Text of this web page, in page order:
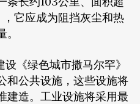
它应成为阻挡灰尘和热
《绿色城市撒马尔罕》
和公共设施，这些设施将
建造。工业设施将采用最